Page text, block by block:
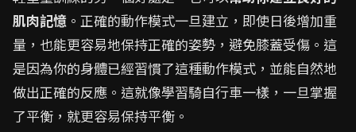
肌肉記憶 。正確的動作模式一旦建立，即使日後增加重
量，也能更容易地保持正確的姿勢，避免膝蓋受傷。這
是因為你的身體已經習慣了這種動作模式，並能自然地
做出正確的反應。這就像學習騎自行車一樣，一旦掌握
了平衡，就更容易保持平衡。